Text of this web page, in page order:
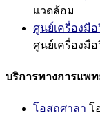
แวดล้อม
ศูนย์เครื่องมือ
ศูนย์เครื่องมือ
บริการทางการแพ
โอสถศาลา โ